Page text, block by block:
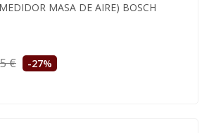
MASA DE AIRE) BOSCH
€ -27%